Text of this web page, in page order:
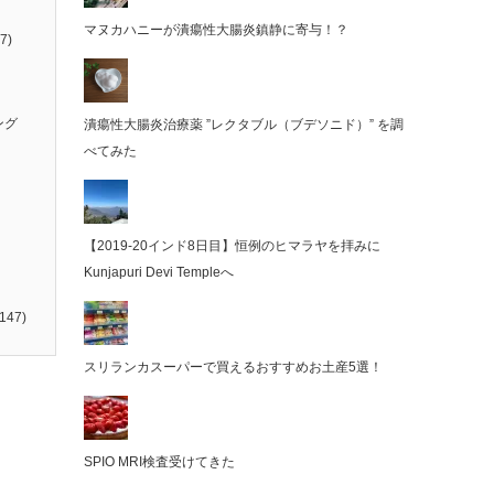
グ
マヌカハニーが潰瘍性大腸炎鎮静に寄与！？
潰瘍性大腸炎治療薬 ”レクタブル（ブデソニド）” を調
べてみた
【2019-20インド8日目】恒例のヒマラヤを拝みに
Kunjapuri Devi Templeへ
スリランカスーパーで買えるおすすめお土産5選！
SPIO MRI検査受けてきた